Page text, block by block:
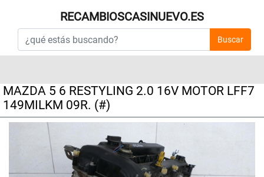
RECAMBIOSCASINUEVO.ES
Buscar
MAZDA 5 6 RESTYLING 2.0 16V MOTOR LFF7
149MILKM 09R. (#)